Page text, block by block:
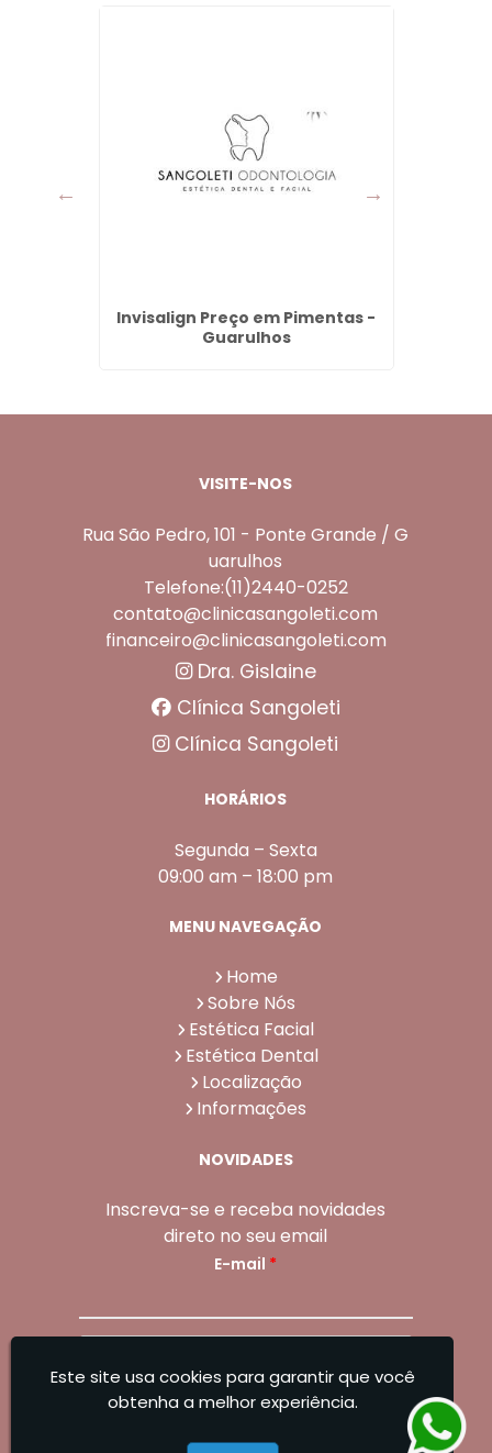
Invisalign Preço em Pimentas -
Guarulhos
VISITE-NOS
Rua São Pedro, 101 - Ponte Grande / G
uarulhos
Telefone:(11)2440-0252
contato@clinicasangoleti.com
financeiro@clinicasangoleti.com
Dra. Gislaine
Clínica Sangoleti
Clínica Sangoleti
HORÁRIOS
Segunda – Sexta
09:00 am – 18:00 pm
MENU NAVEGAÇÃO
Home
Sobre Nós
Estética Facial
Estética Dental
Localização
Informações
NOVIDADES
Inscreva-se e receba novidades
direto no seu email
E-mail *
Sangoleti Odontologia - Estética Dental e
Este site usa cookies para garantir que você
obtenha a melhor experiência.